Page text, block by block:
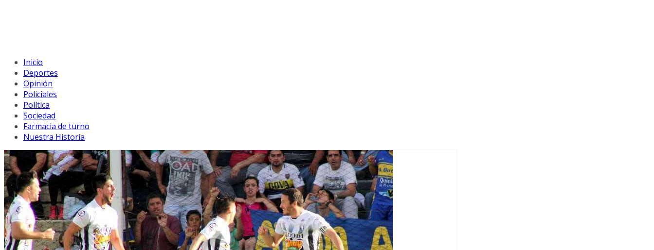
Inicio
Deportes
Opinión
Policiales
Política
Sociedad
Farmacia de turno
Nuestra Historia